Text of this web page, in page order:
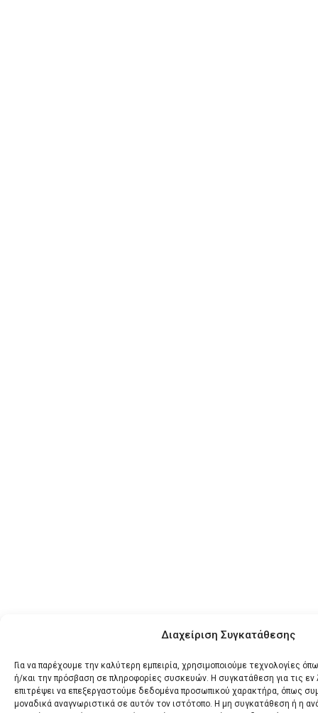
Διαχείριση Συγκατάθεσης
Για να παρέχουμε την καλύτερη εμπειρία, χρησιμοποιούμε τεχνολογίες
ή/και την πρόσβαση σε πληροφορίες συσκευών. Η συγκατάθεση για τις εν
επιτρέψει να επεξεργαστούμε δεδομένα προσωπικού χαρακτήρα, όπως
μοναδικά αναγνωριστικά σε αυτόν τον ιστότοπο. Η μη συγκατάθεση ή η